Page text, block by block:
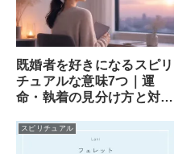
既婚者を好きになるスピリ
チュアルな意味7つ｜運
命・執着の見分け方と対処
スピリチュアル